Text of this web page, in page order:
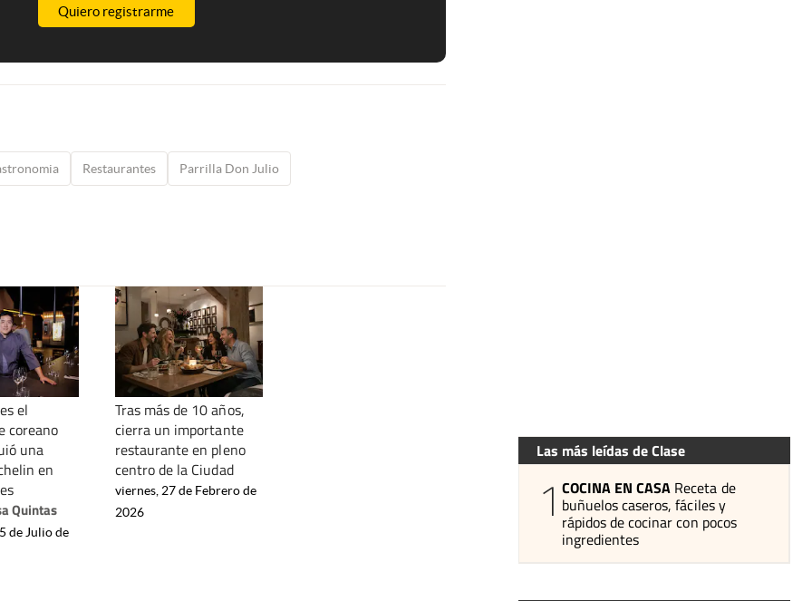
Quiero registrarme
Restaurantes Parrilla Don Julio
el
coreano
una
en
Quintas
de Julio de
Tras más de 10 años,
cierra un importante
restaurante en pleno
centro de la Ciudad
viernes, 27 de Febrero de
2026
Las más leídas de Clase
1 COCINA EN CASA Receta de
buñuelos caseros, fáciles y
rápidos de cocinar con pocos
ingredientes